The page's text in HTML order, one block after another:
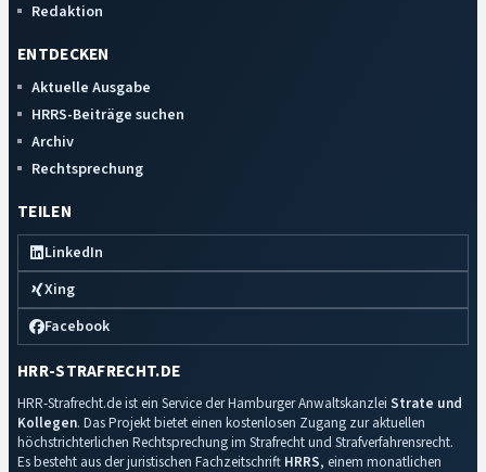
Redaktion
ENTDECKEN
Aktuelle Ausgabe
HRRS-Beiträge suchen
Archiv
Rechtsprechung
TEILEN
LinkedIn
Xing
Facebook
HRR-STRAFRECHT.DE
HRR-Strafrecht.de ist ein Service der Hamburger Anwaltskanzlei Strate und
Kollegen. Das Projekt bietet einen kostenlosen Zugang zur aktuellen
höchstrichterlichen Rechtsprechung im Strafrecht und Strafverfahrensrecht.
Es besteht aus der juristischen Fachzeitschrift HRRS, einem monatlichen